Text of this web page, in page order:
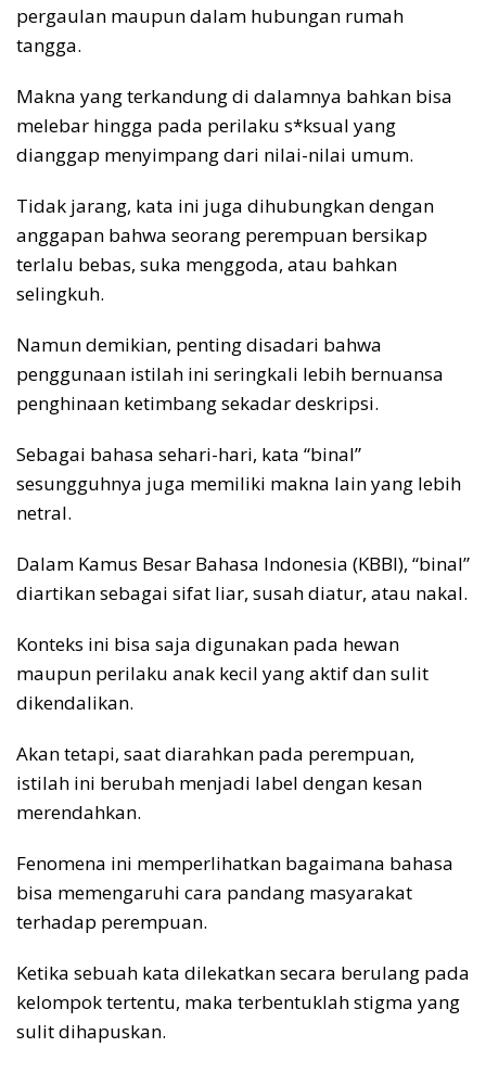
pergaulan maupun dalam hubungan rumah
tangga.
Makna yang terkandung di dalamnya bahkan bisa
melebar hingga pada perilaku s*ksual yang
dianggap menyimpang dari nilai-nilai umum.
Tidak jarang, kata ini juga dihubungkan dengan
anggapan bahwa seorang perempuan bersikap
terlalu bebas, suka menggoda, atau bahkan
selingkuh.
Namun demikian, penting disadari bahwa
penggunaan istilah ini seringkali lebih bernuansa
penghinaan ketimbang sekadar deskripsi.
Sebagai bahasa sehari-hari, kata “binal”
sesungguhnya juga memiliki makna lain yang lebih
netral.
Dalam Kamus Besar Bahasa Indonesia (KBBI), “binal”
diartikan sebagai sifat liar, susah diatur, atau nakal.
Konteks ini bisa saja digunakan pada hewan
maupun perilaku anak kecil yang aktif dan sulit
dikendalikan.
Akan tetapi, saat diarahkan pada perempuan,
istilah ini berubah menjadi label dengan kesan
merendahkan.
Fenomena ini memperlihatkan bagaimana bahasa
bisa memengaruhi cara pandang masyarakat
terhadap perempuan.
Ketika sebuah kata dilekatkan secara berulang pada
kelompok tertentu, maka terbentuklah stigma yang
sulit dihapuskan.